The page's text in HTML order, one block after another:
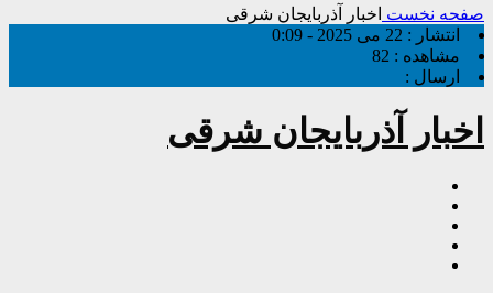
صفحه نخست اخبار آذربایجان شرقی
انتشار : 22 می 2025 - 0:09
مشاهده : 82
ارسال :
اخبار آذربایجان شرقی